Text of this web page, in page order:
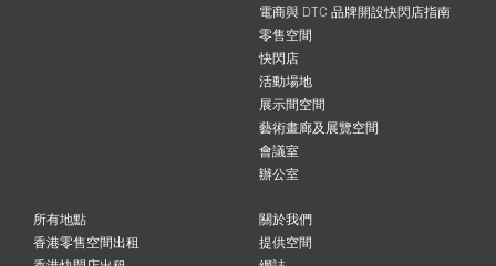
電商與 DTC 品牌開設快閃店指南
零售空間
快閃店
活動場地
展示間空間
藝術畫廊及展覽空間
會議室
辦公室
所有地點
香港零售空間出租
關於我們
提供空間